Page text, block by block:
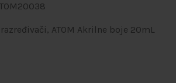
, ATOM Akrilne boje 20mL